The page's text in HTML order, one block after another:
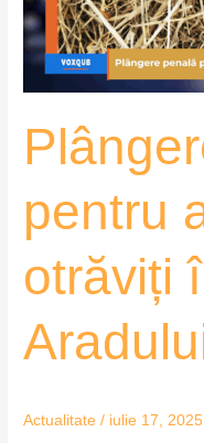
pentru
otrăviți
Actualitate / iulie 17, 2025
centrul
Aradului